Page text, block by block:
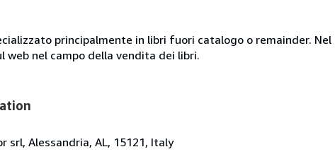
principalmente in libri fuori catalogo o remainder.
nel campo della vendita dei libri.
srl, Alessandria, AL, 15121, Italy